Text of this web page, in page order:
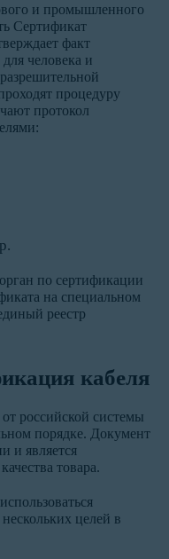
и промышленного
Сертификат
факт
человека и
процедуру
протокол
по сертификации
на специальном
реестр
кабеля
от российской системы
порядке. Документ
и является
товара.
целей в